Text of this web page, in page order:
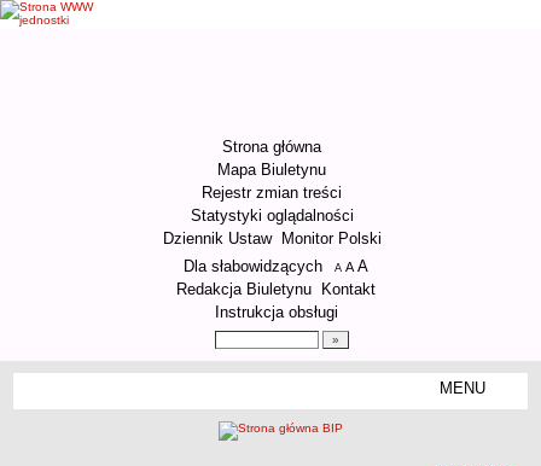
Strona główna
Mapa Biuletynu
Rejestr zmian treści
Statystyki oglądalności
Dziennik Ustaw
Monitor Polski
Menu dodatkowe
Dla słabowidzących A pomniejsz czcionkę
A standardowy rozmiar czcionki
A
Redakcja Biuletynu
Kontakt
Instrukcja obsługi
MENU